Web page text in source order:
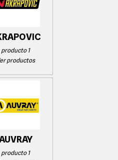
producto 1
productos
producto 1